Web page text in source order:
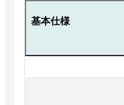
基本仕様